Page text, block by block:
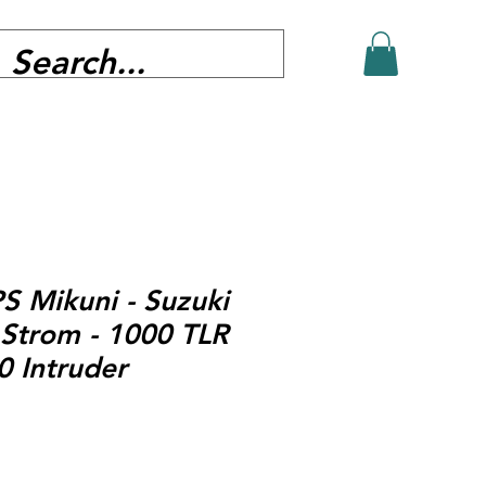
Mikuni - Suzuki
- 1000 TLR
Intruder